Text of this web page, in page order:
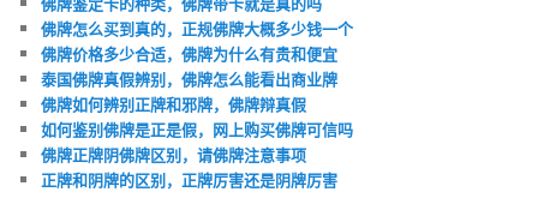
佛牌怎么买到真的，正规佛牌大概多少钱一个
佛牌价格多少合适，佛牌为什么有贵和便宜
泰国佛牌真假辨别，佛牌怎么能看出商业牌
佛牌如何辨别正牌和邪牌，佛牌辩真假
如何鉴别佛牌是正是假，网上购买佛牌可信吗
佛牌正牌阴佛牌区别，请佛牌注意事项
正牌和阴牌的区别，正牌厉害还是阴牌厉害